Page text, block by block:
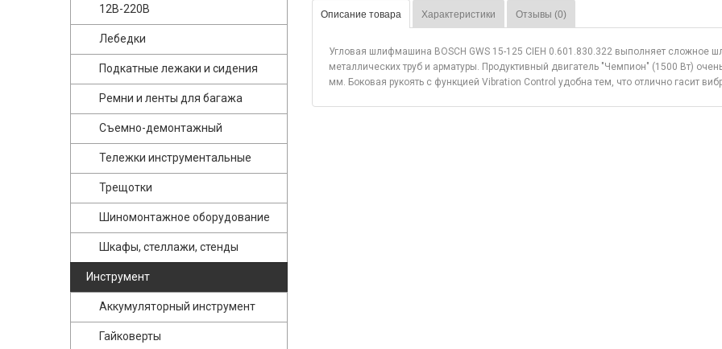
12В-220В
Лебедки
Подкатные лежаки и сидения
Ремни и ленты для багажа
Съемно-демонтажный
Тележки инструментальные
Трещотки
Шиномонтажное оборудование
Шкафы, стеллажи, стенды
Инструмент
Аккумуляторный инструмент
Гайковерты
Описание товара Характеристики Отзывы (0)
Угловая шлифмашина BOSCH GWS 15-125 CIEH 0.601.830.322 выполняет сложное
металлических труб и арматуры. Продуктивный двигатель "Чемпион" (1500 Вт)
мм. Боковая рукоять с функцией Vibration Control удобна тем, что отлично гасит